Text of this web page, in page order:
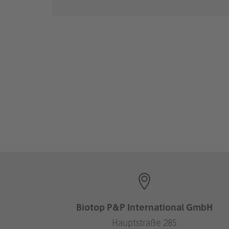
Biotop P&P International GmbH
Hauptstraße 285